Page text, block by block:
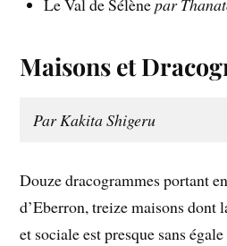
Le Val de Sélènepar
Maisons et
Par Kakita Shigeru
Douze dracogrammes portant
d’Eberron, treize maisons dont
et sociale est presque sans